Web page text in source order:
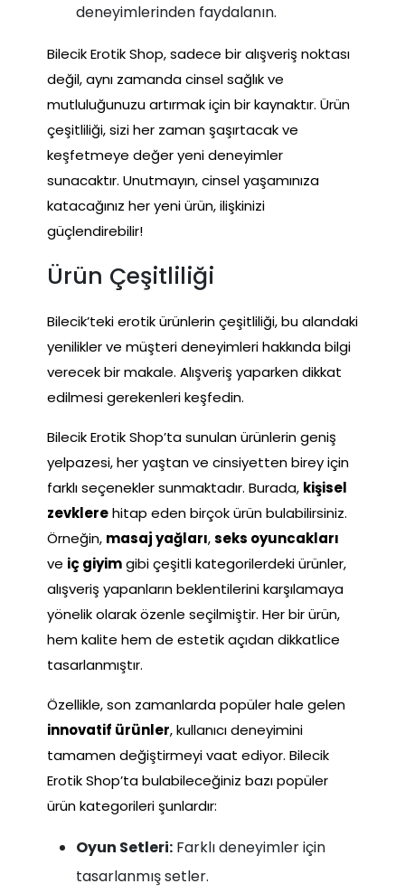
deneyimlerinden faydalanın.
Bilecik Erotik Shop, sadece bir alışveriş noktası
değil, aynı zamanda cinsel sağlık ve
mutluluğunuzu artırmak için bir kaynaktır. Ürün
çeşitliliği, sizi her zaman şaşırtacak ve
keşfetmeye değer yeni deneyimler
sunacaktır. Unutmayın, cinsel yaşamınıza
katacağınız her yeni ürün, ilişkinizi
güçlendirebilir!
Ürün Çeşitliliği
Bilecik’teki erotik ürünlerin çeşitliliği, bu alandaki
yenilikler ve müşteri deneyimleri hakkında bilgi
verecek bir makale. Alışveriş yaparken dikkat
edilmesi gerekenleri keşfedin.
Bilecik Erotik Shop’ta sunulan ürünlerin geniş
yelpazesi, her yaştan ve cinsiyetten birey için
farklı seçenekler sunmaktadır. Burada, kişisel
zevklerehitap eden birçok ürün bulabilirsiniz.
Örneğin, masaj yağları,seks oyuncakları
ve iç giyimgibi çeşitli kategorilerdeki ürünler,
alışveriş yapanların beklentilerini karşılamaya
yönelik olarak özenle seçilmiştir. Her bir ürün,
hem kalite hem de estetik açıdan dikkatlice
tasarlanmıştır.
Özellikle, son zamanlarda popüler hale gelen
innovatif ürünler, kullanıcı deneyimini
tamamen değiştirmeyi vaat ediyor. Bilecik
Erotik Shop’ta bulabileceğiniz bazı popüler
ürün kategorileri şunlardır:
Oyun Setleri: Farklı deneyimler için
tasarlanmış setler.